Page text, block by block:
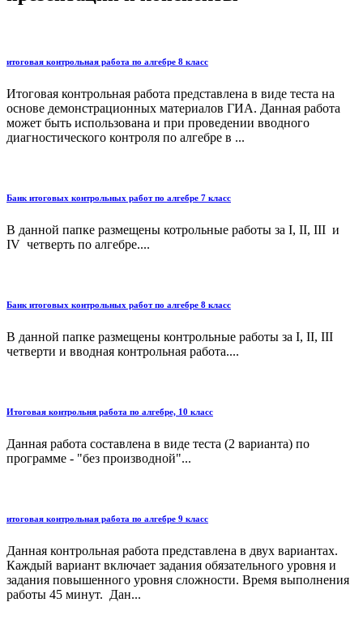
итоговая контрольная работа по алгебре 8 класс
Итоговая контрольная работа представлена в виде теста на
основе демонстрационных материалов ГИА. Данная работа
может быть использована и при проведении вводного
диагностического контроля по алгебре в ...
Банк итоговых контрольных работ по алгебре 7 класс
В данной папке размещены котрольные работы за I, II, III и
IV четверть по алгебре....
Банк итоговых контрольных работ по алгебре 8 класс
В данной папке размещены контрольные работы за I, II, III
четверти и вводная контрольная работа....
Итоговая контрольня работа по алгебре, 10 класс
Данная работа составлена в виде теста (2 варианта) по
программе - "без производной"...
итоговая контрольная работа по алгебре 9 класс
Данная контрольная работа представлена в двух вариантах.
Каждый вариант включает задания обязательного уровня и
задания повышенного уровня сложности. Время выполнения
работы 45 минут. Дан...